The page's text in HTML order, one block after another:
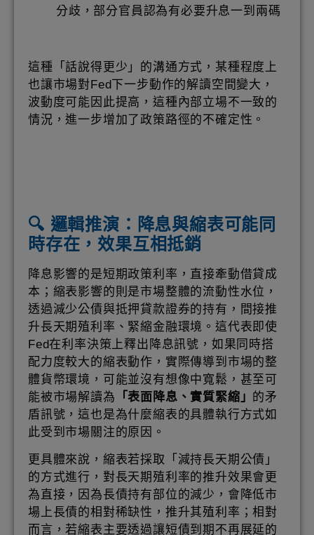
分歧，部分官員認為有必要升息一到兩碼
這種「話說得更少」的溝通方式，某種程度上
也讓市場對Fed下一步動作的解讀空間變大，
波動度可能因此提高，這種內部立場不一致的
情況，進一步增加了政策路徑的不確定性。
🔍 邏輯推演：降息與縮表可能同
時存在，效果互相抵銷
降息影響的是短期政策利率，直接牽動借貸成
本；縮表影響的則是市場整體的流動性水位，
透過減少公債與抵押貸款證券的持有，間接推
升長天期殖利率、緊縮金融環境。這代表即使
Fed在利率決策上釋出降息訊號，如果同時搭
配力度較大的縮表動作，實際傳導到市場的整
體貨幣環境，可能並沒有想像中寬鬆，甚至可
能被市場解讀為 「表面降息、實質緊縮」 的矛
盾訊號，這也是為什麼縮表的具體執行方式如
此受到市場關注的原因。
更具體來說，縮表若採取「減持長天期公債」
的方式進行，對長天期殖利率的推升效果會更
為直接，因為長債持有部位的減少，會降低市
場上長債的相對稀缺性，推升其殖利率；相對
而言，若縮表主要透過讓短債到期不再展延的